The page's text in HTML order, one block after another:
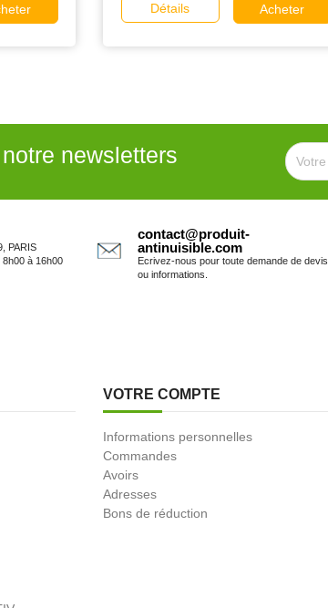
Détails Acheter
newsletters
PARIS
8h00 à 16h00
contact@produit-
antinuisible.com
Ecrivez-nous pour toute demande de devis
ou informations.
VOTRE COMPTE
Informations personnelles
Commandes
Avoirs
Adresses
Bons de réduction